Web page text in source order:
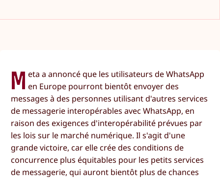
M eta a annoncé que les utilisateurs de WhatsApp
en Europe pourront bientôt envoyer des
messages à des personnes utilisant d'autres services
de messagerie interopérables avec WhatsApp, en
raison des exigences d'interopérabilité prévues par
les lois sur le marché numérique. Il s'agit d'une
grande victoire, car elle crée des conditions de
concurrence plus équitables pour les petits services
de messagerie, qui auront bientôt plus de chances